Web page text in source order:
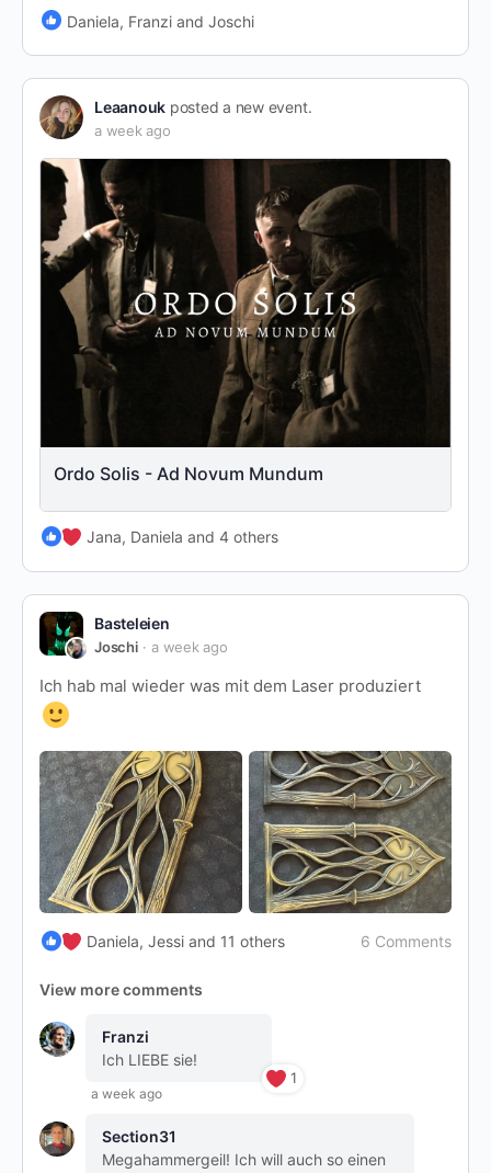
Daniela, Franzi and Joschi
Leaanouk posted a new event.
a week ago
Ordo Solis - Ad Novum Mundum
Jana, Daniela and 4 others
Basteleien
Joschi a week ago
Ich hab mal wieder was mit dem Laser produziert
Daniela, Jessi and 11 others 6 Comments
View more comments
Franzi
Ich LIEBE sie!
1
a week ago
Section31
Megahammergeil! Ich will auch so einen